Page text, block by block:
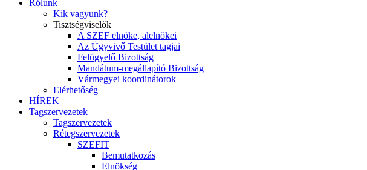
Rólunk
Kik vagyunk?
Tisztségviselők
A SZEF elnöke, alelnökei
Az Ügyvivő Testület tagjai
Felügyelő Bizottság
Mandátum-megállapító Bizottság
Vármegyei koordinátorok
Elérhetőség
HÍREK
Tagszervezetek
Tagszervezetek
Rétegszervezetek
SZEFIT
Bemutatkozás
Elnökség